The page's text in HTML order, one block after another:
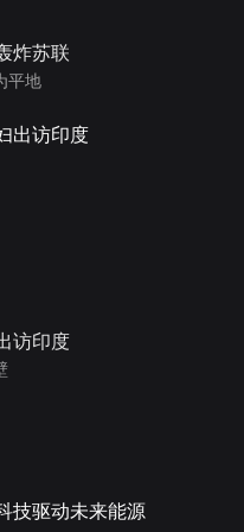
炸苏联
平地
访印度